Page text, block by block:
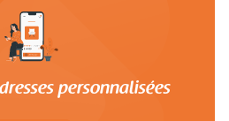
personnalisées